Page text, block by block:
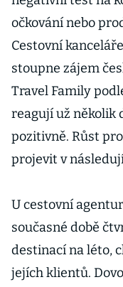
očkování nebo
Cestovní
stoupne zájem
Travel Family
reagují už několik
pozitivně. Růst
projevit v
U cestovní
současné době
destinací na léto,
jejích klientů.